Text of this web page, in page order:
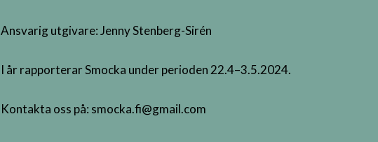
Ansvarig utgivare: Jenny Stenberg-Sirén
I år rapporterar Smocka under perioden 22.4–3.5.2024.
Kontakta oss på: smocka.fi@gmail.com